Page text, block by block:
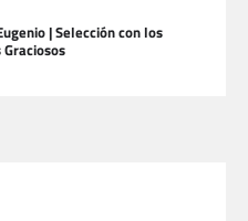
| Selección con los